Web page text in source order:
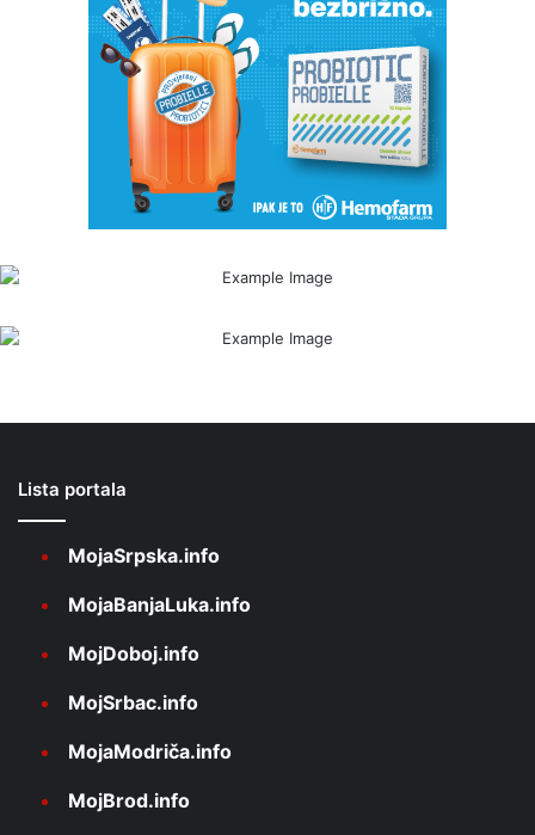
Lista portala
MojaSrpska.info
MojaBanjaLuka.info
MojDoboj.info
MojSrbac.info
MojaModriča.info
MojBrod.info